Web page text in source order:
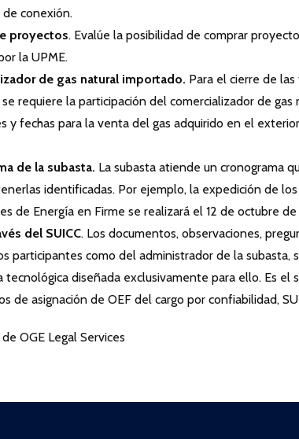
conexión.
proyectos. Evalúe la posibilidad de comprar
la UPME.
de gas natural importado. Para el cierre de
requiere la participación del comercializador de
y fechas para la venta del gas adquirido en el
de la subasta. La subasta atiende un cronograma
identificadas. Por ejemplo, la expedición de
de Energía en Firme se realizará el 12 de octubre
del SUICC. Los documentos, observaciones,
participantes como del administrador de la subasta,
tecnológica diseñada exclusivamente para ello. Es el
de asignación de OEF del cargo por confiabilidad,
OGE Legal Services